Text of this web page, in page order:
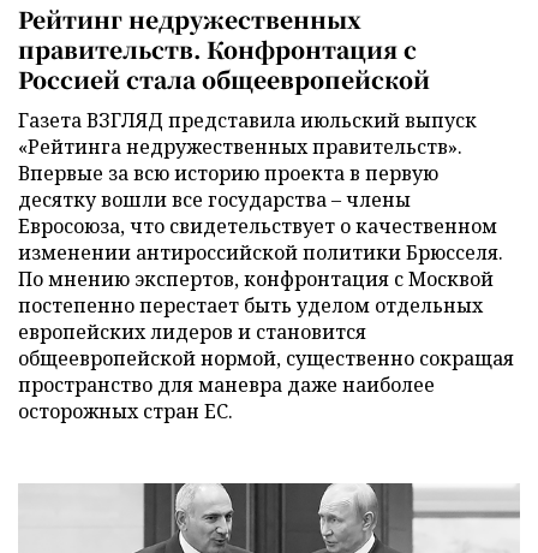
Рейтинг недружественных
правительств. Конфронтация с
Россией стала общеевропейской
Газета ВЗГЛЯД представила июльский выпуск
«Рейтинга недружественных правительств».
Впервые за всю историю проекта в первую
десятку вошли все государства – члены
Евросоюза, что свидетельствует о качественном
изменении антироссийской политики Брюсселя.
По мнению экспертов, конфронтация с Москвой
постепенно перестает быть уделом отдельных
европейских лидеров и становится
общеевропейской нормой, существенно сокращая
пространство для маневра даже наиболее
осторожных стран ЕС.